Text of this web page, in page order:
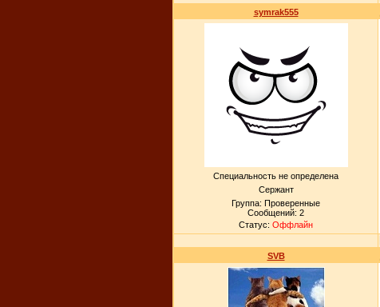
symrak555
Специальность не определена
Сержант
Группа: Проверенные
Сообщений: 2
Статус: Оффлайн
SVB